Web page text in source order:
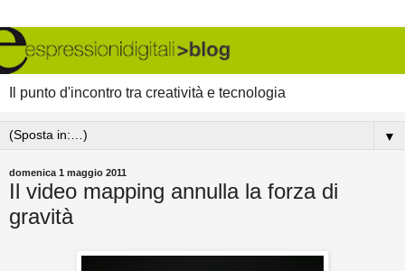
Il punto d'incontro tra creatività e tecnologia
▼
domenica 1 maggio 2011
Il video mapping annulla la forza di
gravità